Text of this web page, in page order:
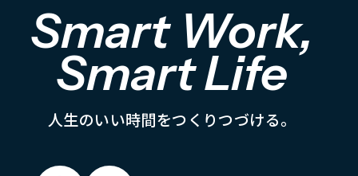
Smart Work,
Smart Life
人生のいい時間をつ く りつづける。